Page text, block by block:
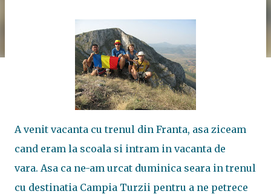
A venit vacanta cu trenul din Franta, asa ziceam
cand eram la scoala si intram in vacanta de
vara. Asa ca ne-am urcat duminica seara in trenul
cu destinatia Campia Turzii pentru a ne petrece